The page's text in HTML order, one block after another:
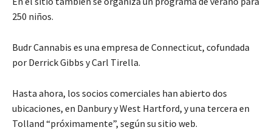
250 niños.
Budr Cannabis es una empresa de Connecticut, cofundada
por Derrick Gibbs y Carl Tirella.
Hasta ahora, los socios comerciales han abierto dos
ubicaciones, en Danbury y West Hartford, y una tercera en
Tolland “próximamente”, según su sitio web.